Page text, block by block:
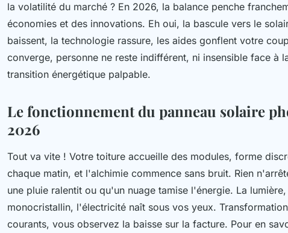
la volatilité du marché ? En 2026, la balance penche
économies et des innovations. Eh oui, la bascule vers le
baissent, la technologie rassure, les aides gonflent votre
converge, personne ne reste indifférent, ni insensible face à
transition énergétique palpable.
Le fonctionnement du panneau solaire
2026
Tout va vite ! Votre toiture accueille des modules, forme
chaque matin, et l'alchimie commence sans bruit. Rien
une pluie ralentit ou qu'un nuage tamise l'énergie. La
monocristallin, l'électricité naît sous vos yeux.
courants, vous observez la baisse sur la facture. Pour en